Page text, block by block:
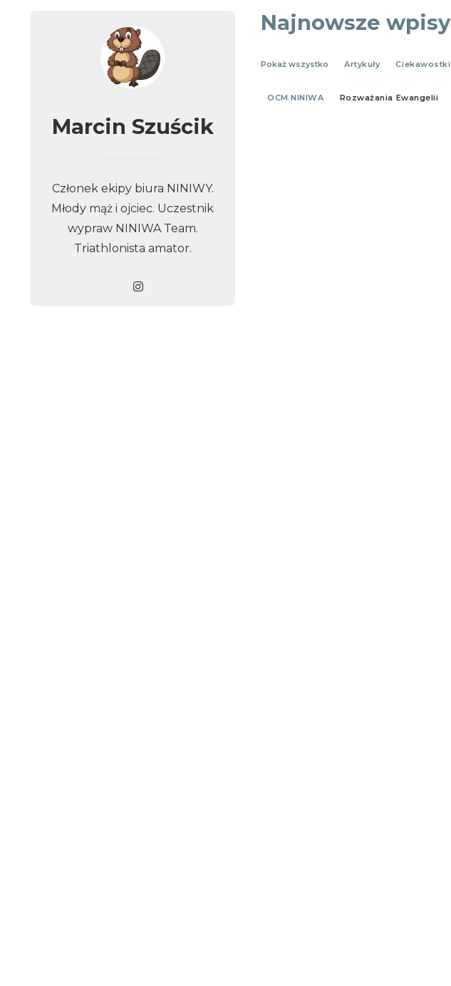
Marcin Szuścik
Członek ekipy biura NINIWY.
Młody mąż i ojciec. Uczestnik
wypraw NINIWA Team.
Triathlonista amator.
Najnowsze wpisy
Pokaż wszystko Artykuły Ciekawostki
OCM NINIWA Rozważania Ewangelii